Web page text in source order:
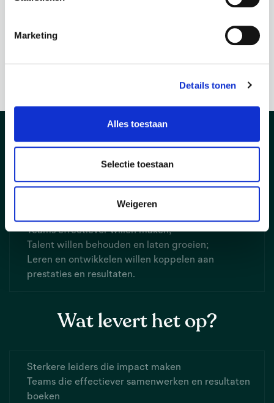
Marketing
Details tonen
Alles toestaan
Selectie toestaan
Weigeren
We begeleiden medewerkers in hun persoonlijke
groei en loopbaan, zodat talent behouden blijft en
Voor wie?
Teams effectiever willen maken;
Talent willen behouden en laten groeien;
Leren en ontwikkelen willen koppelen aan
prestaties en resultaten.
Wat levert het op?
Sterkere leiders die impact maken
Teams die effectiever samenwerken en resultaten
boeken